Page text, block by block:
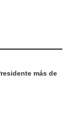
más de